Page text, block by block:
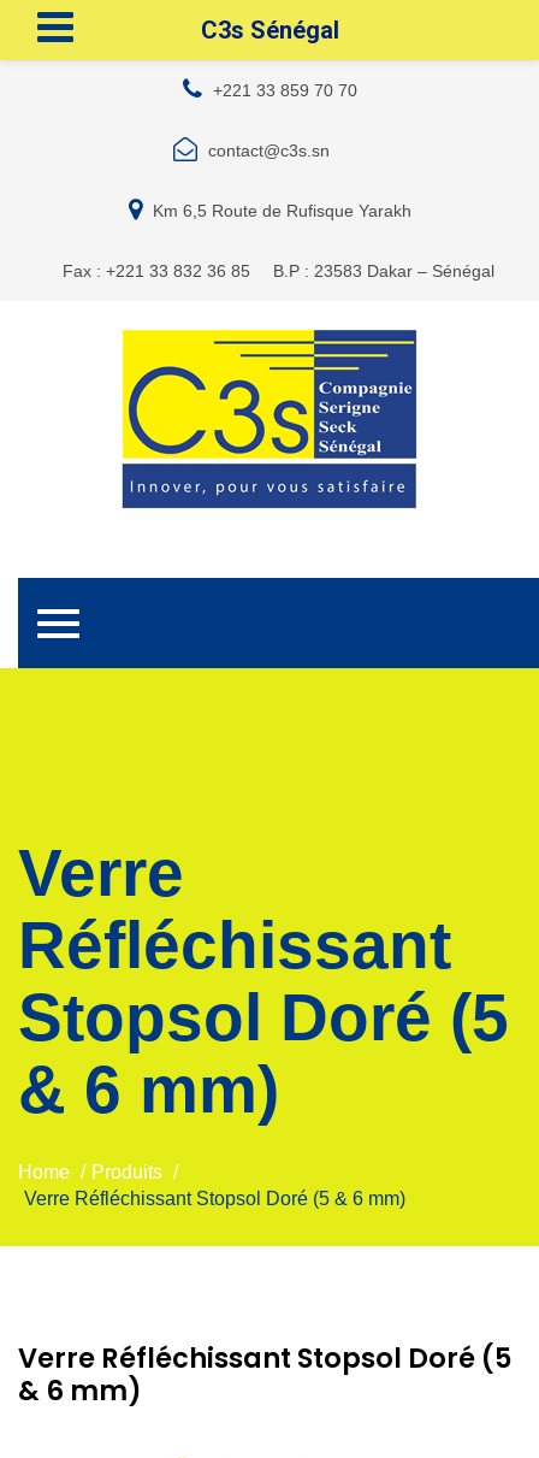
+221 33 859 70 70
contact@c3s.sn
Km 6,5 Route de Rufisque Yarakh
Fax : +221 33 832 36 85 B.P : 23583 Dakar – Sénégal
Toggle navigation
Verre
Réfléchissant
Stopsol Doré (5
& 6 mm)
Home / Produits /
Verre Réfléchissant Stopsol Doré (5 & 6 mm)
Verre Réfléchissant Stopsol Doré (5
& 6 mm)
C3s Sénégal